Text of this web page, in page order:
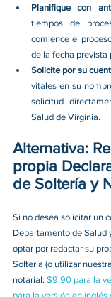
Planifique con
tiempos de
comience el
de la fecha prevista
Solicite por su
vitales en su
solicitud
Salud de Virginia.
Alternativa:
propia
de Soltería y
Si no desea solicitar un
Departamento de Salud
optar por redactar su
Soltería (o utilizar
notarial: $9.90 para la